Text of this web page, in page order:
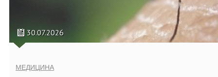
30.07.2026
МЕДИЦИНА